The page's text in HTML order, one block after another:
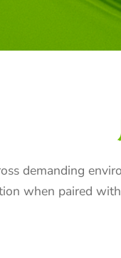
demanding
when paired